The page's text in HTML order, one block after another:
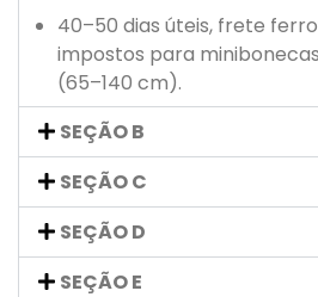
40–50 dias úteis, frete
impostos para
(65–140 cm).
SEÇÃO B
SEÇÃO C
SEÇÃO D
SEÇÃO E